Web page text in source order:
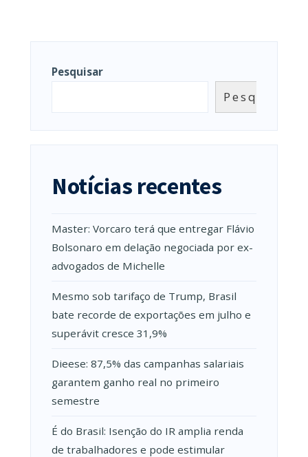
Pesquisar
Pesquisar
Notícias recentes
Master: Vorcaro terá que entregar Flávio
Bolsonaro em delação negociada por ex-
advogados de Michelle
Mesmo sob tarifaço de Trump, Brasil
bate recorde de exportações em julho e
superávit cresce 31,9%
Dieese: 87,5% das campanhas salariais
garantem ganho real no primeiro
semestre
É do Brasil: Isenção do IR amplia renda
de trabalhadores e pode estimular